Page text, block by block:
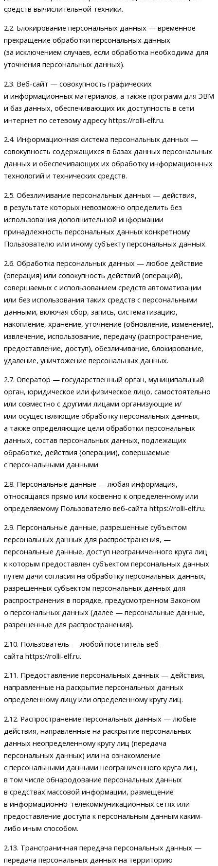
средств вычислительной техники.
2.2. Блокирование персональных данных — временное
прекращение обработки персональных данных
(за исключением случаев, если обработка необходима для
уточнения персональных данных).
2.3. Веб-сайт — совокупность графических
и информационных материалов, а также программ для ЭВМ
и баз данных, обеспечивающих их доступность в сети
интернет по сетевому адресу https://rolli-elf.ru.
2.4. Информационная система персональных данных —
совокупность содержащихся в базах данных персональных
данных и обеспечивающих их обработку информационных
технологий и технических средств.
2.5. Обезличивание персональных данных — действия,
в результате которых невозможно определить без
использования дополнительной информации
принадлежность персональных данных конкретному
Пользователю или иному субъекту персональных данных.
2.6. Обработка персональных данных — любое действие
(операция) или совокупность действий (операций),
совершаемых с использованием средств автоматизации
или без использования таких средств с персональными
данными, включая сбор, запись, систематизацию,
накопление, хранение, уточнение (обновление, изменение),
извлечение, использование, передачу (распространение,
предоставление, доступ), обезличивание, блокирование,
удаление, уничтожение персональных данных.
2.7. Оператор — государственный орган, муниципальный
орган, юридическое или физическое лицо, самостоятельно
или совместно с другими лицами организующие и/
или осуществляющие обработку персональных данных,
а также определяющие цели обработки персональных
данных, состав персональных данных, подлежащих
обработке, действия (операции), совершаемые
с персональными данными.
2.8. Персональные данные — любая информация,
относящаяся прямо или косвенно к определенному или
определяемому Пользователю веб-сайта https://rolli-elf.ru.
2.9. Персональные данные, разрешенные субъектом
персональных данных для распространения, —
персональные данные, доступ неограниченного круга лиц
к которым предоставлен субъектом персональных данных
путем дачи согласия на обработку персональных данных,
разрешенных субъектом персональных данных для
распространения в порядке, предусмотренном Законом
о персональных данных (далее — персональные данные,
разрешенные для распространения).
2.10. Пользователь — любой посетитель веб-
сайта https://rolli-elf.ru.
2.11. Предоставление персональных данных — действия,
направленные на раскрытие персональных данных
определенному лицу или определенному кругу лиц.
2.12. Распространение персональных данных — любые
действия, направленные на раскрытие персональных
данных неопределенному кругу лиц (передача
персональных данных) или на ознакомление
с персональными данными неограниченного круга лиц,
в том числе обнародование персональных данных
в средствах массовой информации, размещение
в информационно-телекоммуникационных сетях или
предоставление доступа к персональным данным каким-
либо иным способом.
2.13. Трансграничная передача персональных данных —
передача персональных данных на территорию